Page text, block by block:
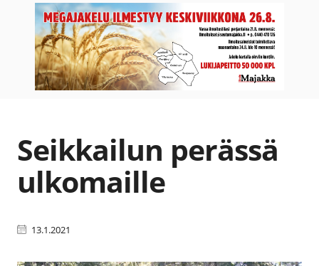
Seikkailun perässä
ulkomaille
13.1.2021